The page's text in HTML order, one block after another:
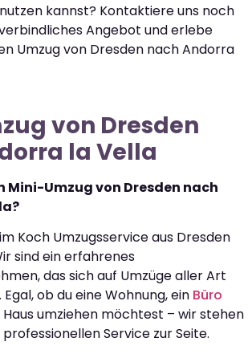
kannst? Kontaktiere uns noch
Angebot und erlebe
Umzug von Dresden nach Andorra
von Dresden
la Vella
Mini-Umzug von Dresden nach
Koch Umzugsservice aus Dresden
sind ein erfahrenes
das sich auf Umzüge aller Art
ob du eine Wohnung, ein Büro
umziehen möchtest – wir stehen
Service zur Seite.